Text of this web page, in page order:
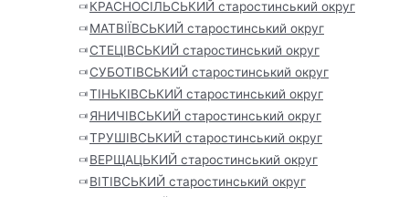
КРАСНОСІЛЬСЬКИЙ старостинський округ
МАТВІЇВСЬКИЙ старостинський округ
СТЕЦІВСЬКИЙ старостинський округ
СУБОТІВСЬКИЙ старостинський округ
ТІНЬКІВСЬКИЙ старостинський округ
ЯНИЧІВСЬКИЙ старостинський округ
ТРУШІВСЬКИЙ старостинський округ
ВЕРЩАЦЬКИЙ старостинський округ
ВІТІВСЬКИЙ старостинський округ